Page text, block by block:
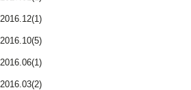
2016.12(1)
2016.10(5)
2016.06(1)
2016.03(2)